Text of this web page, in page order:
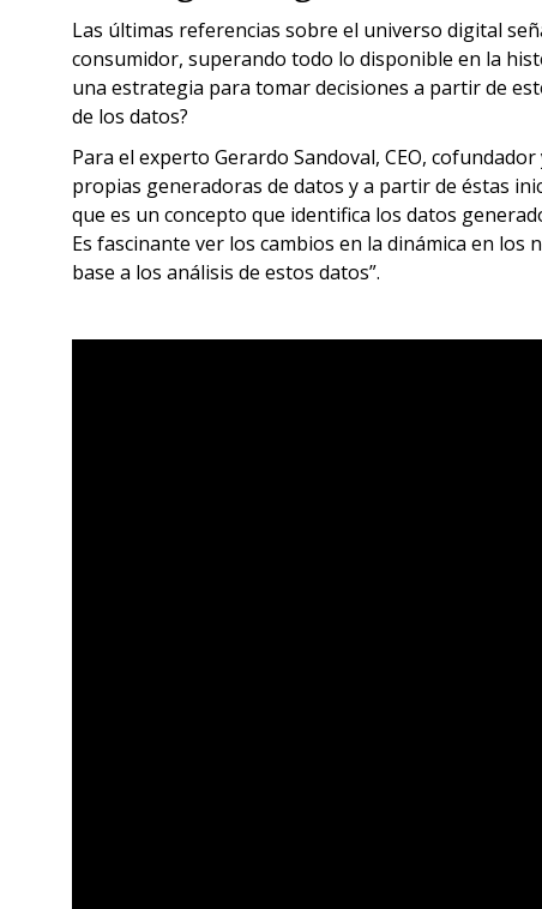
Las últimas referencias sobre el universo digital
consumidor, superando todo lo disponible en la
una estrategia para tomar decisiones a partir de
de los datos?
Para el experto Gerardo Sandoval, CEO,
propias generadoras de datos y a partir de éstas
que es un concepto que identifica los datos
Es fascinante ver los cambios en la dinámica en
base a los análisis de estos datos”.